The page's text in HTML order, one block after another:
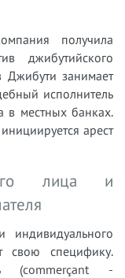
получила
джибутийского
Джибути занимает
исполнитель
в местных банках.
арест
лица и
свою специфику.
(commerçant -